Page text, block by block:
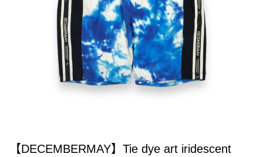
【DECEMBERMAY】Tie dye art iridescent